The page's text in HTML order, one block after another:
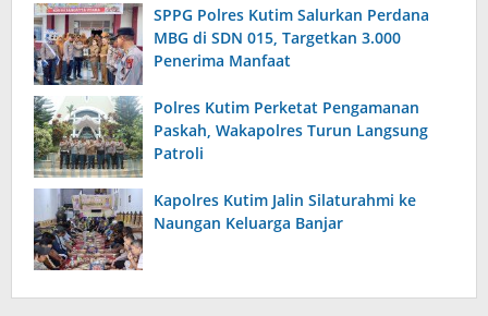
SPPG Polres Kutim Salurkan Perdana
MBG di SDN 015, Targetkan 3.000
Penerima Manfaat
Polres Kutim Perketat Pengamanan
Paskah, Wakapolres Turun Langsung
Patroli
Kapolres Kutim Jalin Silaturahmi ke
Naungan Keluarga Banjar